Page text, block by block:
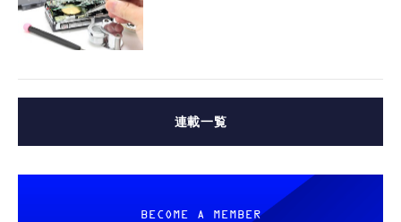
連載一覧
BECOME A MEMBER